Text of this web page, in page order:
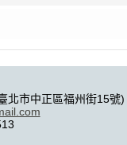
北市中正區福州街15號)